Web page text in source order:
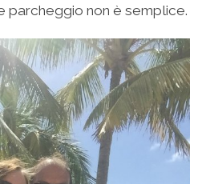
parcheggio non è semplice.